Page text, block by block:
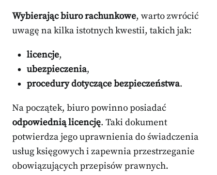
Wybierając biuro rachunkowe, warto zwrócić
uwagę na kilka istotnych kwestii, takich jak:
licencje,
ubezpieczenia,
procedury dotyczące bezpieczeństwa.
Na początek, biuro powinno posiadać
odpowiednią licencję. Taki dokument
potwierdza jego uprawnienia do świadczenia
usług księgowych i zapewnia przestrzeganie
obowiązujących przepisów prawnych.